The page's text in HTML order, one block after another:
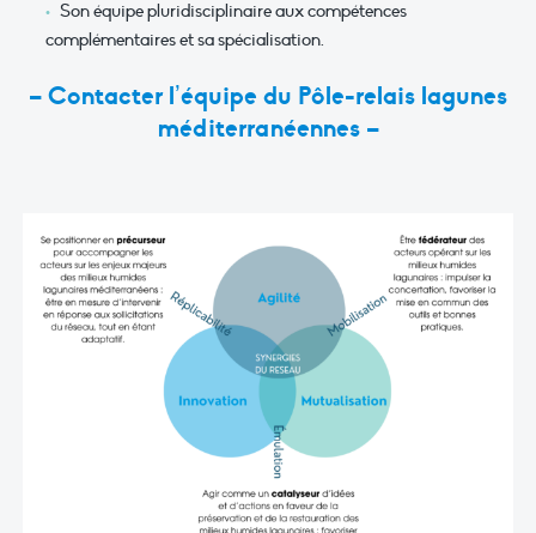
Son équipe pluridisciplinaire aux compétences
complémentaires et sa spécialisation.
– Contacter l’équipe du Pôle-relais lagunes
méditerranéennes –